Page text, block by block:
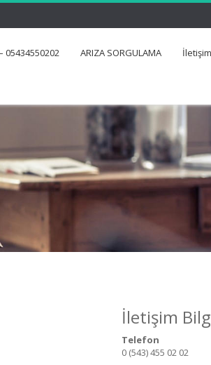
05434550202 ARIZA SORGULAMA İletişim
İletişim
Telefon
0 (543) 455 02 02